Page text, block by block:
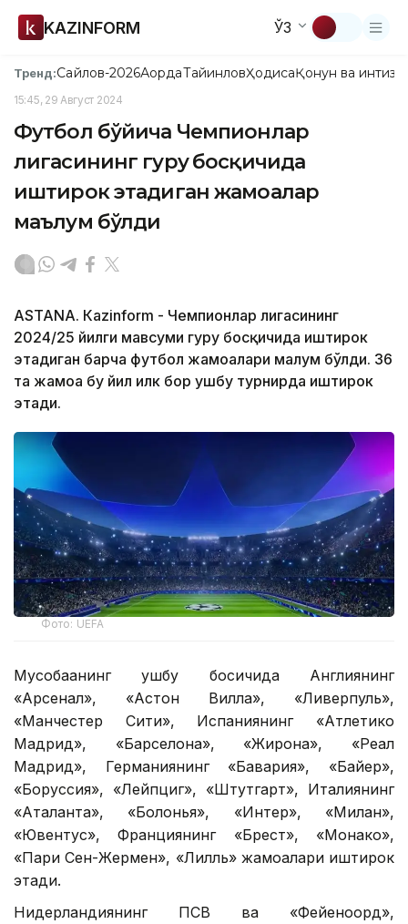
KAZINFORM ЎЗ
Тренд:Сайлов-2026АқордаТайинловҲодисаҚонун ва
15:45, 29 Август 2024
Футбол бўйича Чемпионлар
лигасининг гуруҳ босқичида
иштирок этадиган жамоалар
маълум бўлди
ASTANА. Кazinform - Чемпионлар лигасининг
2024/25 йилги мавсуми гуруҳ босқичида иштирок
этадиган барча футбол жамоалари малум бўлди. 36
та жамоа бу йил илк бор ушбу турнирда иштирок
этади.
Фото: UEFA
Мусобақанинг ушбу босқичида Англиянинг
«Арсенал», «Астон Вилла», «Ливерпуль»,
«Манчестер Сити», Испаниянинг «Атлетико
Мадрид», «Барселона», «Жирона», «Реал
Мадрид», Германиянинг «Бавария», «Байер»,
«Боруссия», «Лейпциг», «Штутгарт», Италиянинг
«Аталанта», «Болонья», «Интер», «Милан»,
«Ювентус», Франциянинг «Брест», «Монако»,
«Пари Сен-Жермен», «Лилль» жамоалари иштирок
этади.
Нидерландиянинг ПСВ ва «Фейеноорд»,